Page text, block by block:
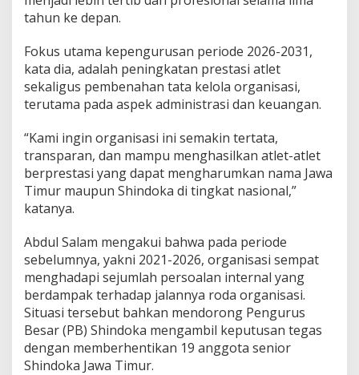
tahun ke depan.
Fokus utama kepengurusan periode 2026-2031,
kata dia, adalah peningkatan prestasi atlet
sekaligus pembenahan tata kelola organisasi,
terutama pada aspek administrasi dan keuangan.
“Kami ingin organisasi ini semakin tertata,
transparan, dan mampu menghasilkan atlet-atlet
berprestasi yang dapat mengharumkan nama Jawa
Timur maupun Shindoka di tingkat nasional,”
katanya.
Abdul Salam mengakui bahwa pada periode
sebelumnya, yakni 2021-2026, organisasi sempat
menghadapi sejumlah persoalan internal yang
berdampak terhadap jalannya roda organisasi.
Situasi tersebut bahkan mendorong Pengurus
Besar (PB) Shindoka mengambil keputusan tegas
dengan memberhentikan 19 anggota senior
Shindoka Jawa Timur.